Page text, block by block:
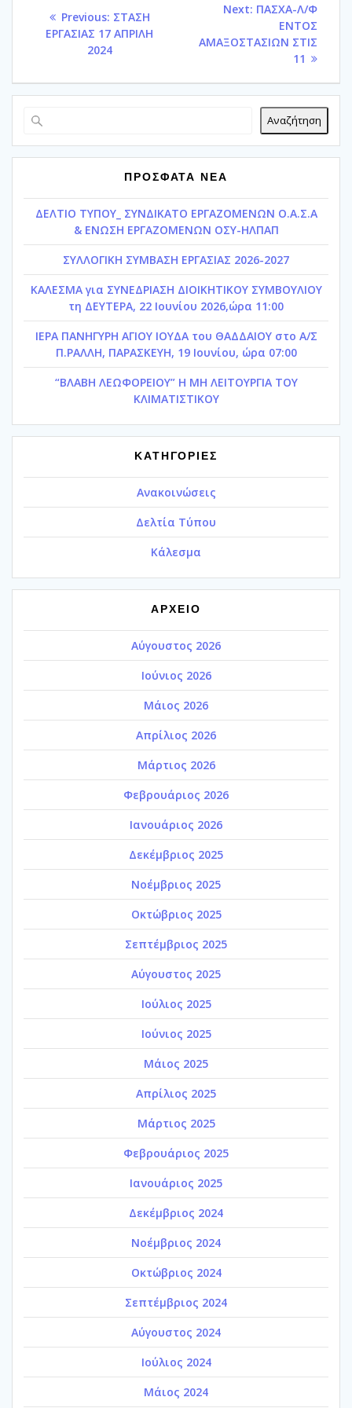
άρθρων
Previous: Previous
post:
ΣΤΑΣΗ
ΕΡΓΑΣΙΑΣ 17 ΑΠΡΙΛΗ
2024
Next: Next
post:
ΠΑΣΧΑ-Λ/Φ
ΕΝΤΟΣ
ΑΜΑΞΟΣΤΑΣΙΩΝ ΣΤΙΣ
11
Αναζήτηση
ΠΡΟΣΦΑΤΑ ΝΕΑ
ΔΕΛΤΙΟ ΤΥΠΟΥ_ ΣΥΝΔΙΚΑΤΟ ΕΡΓΑΖΟΜΕΝΩΝ Ο.Α.Σ.Α
& ΕΝΩΣΗ ΕΡΓΑΖΟΜΕΝΩΝ ΟΣΥ-ΗΛΠΑΠ
ΣΥΛΛΟΓΙΚΗ ΣΥΜΒΑΣΗ ΕΡΓΑΣΙΑΣ 2026-2027
ΚΑΛΕΣΜΑ για ΣΥΝΕΔΡΙΑΣΗ ΔΙΟΙΚΗΤΙΚΟΥ ΣΥΜΒΟΥΛΙΟΥ
τη ΔΕΥΤΕΡΑ, 22 Ιουνίου 2026,ώρα 11:00
ΙΕΡΑ ΠΑΝΗΓΥΡΗ ΑΓΙΟΥ ΙΟΥΔΑ του ΘΑΔΔΑΙΟΥ στο Α/Σ
Π.ΡΑΛΛΗ, ΠΑΡΑΣΚΕΥΗ, 19 Ιουνίου, ώρα 07:00
“ΒΛΑΒΗ ΛΕΩΦΟΡΕΙΟΥ” Η ΜΗ ΛΕΙΤΟΥΡΓΙΑ ΤΟΥ
ΚΛΙΜΑΤΙΣΤΙΚΟΥ
ΚΑΤΗΓΟΡΙΕΣ
Ανακοινώσεις
Δελτία Τύπου
Κάλεσμα
ΑΡΧΕΙΟ
Αύγουστος 2026
Ιούνιος 2026
Μάιος 2026
Απρίλιος 2026
Μάρτιος 2026
Φεβρουάριος 2026
Ιανουάριος 2026
Δεκέμβριος 2025
Νοέμβριος 2025
Οκτώβριος 2025
Σεπτέμβριος 2025
Αύγουστος 2025
Ιούλιος 2025
Ιούνιος 2025
Μάιος 2025
Απρίλιος 2025
Μάρτιος 2025
Φεβρουάριος 2025
Ιανουάριος 2025
Δεκέμβριος 2024
Νοέμβριος 2024
Οκτώβριος 2024
Σεπτέμβριος 2024
Αύγουστος 2024
Ιούλιος 2024
Μάιος 2024